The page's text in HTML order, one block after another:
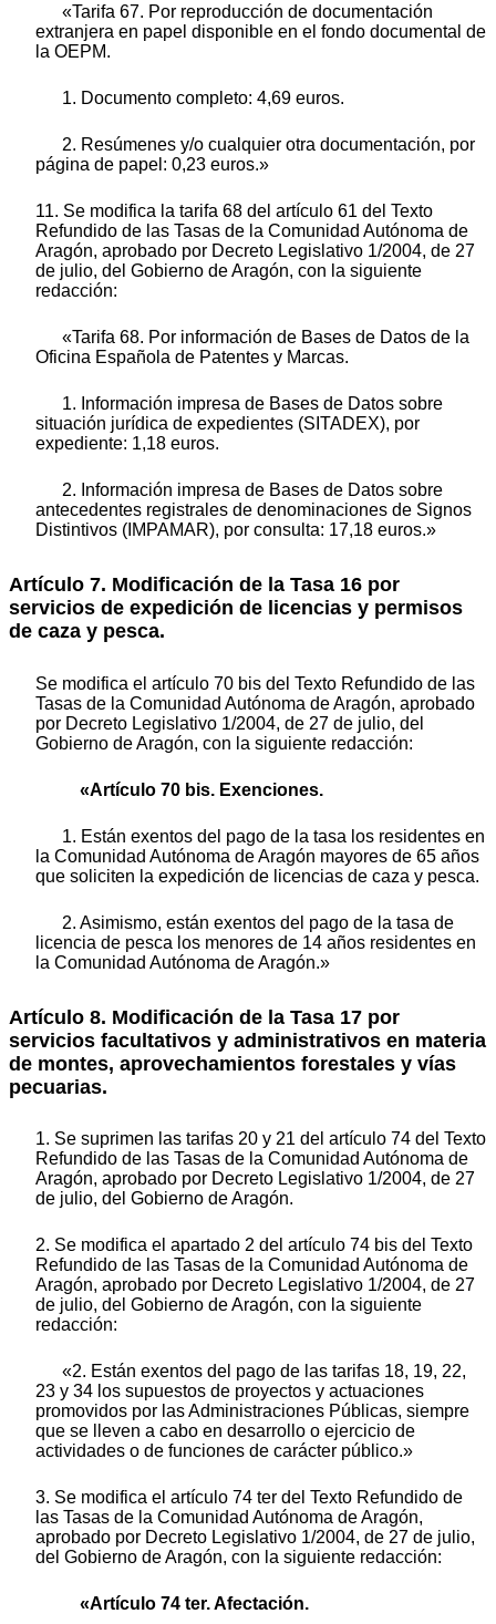
«Tarifa 67. Por reproducción de documentación
extranjera en papel disponible en el fondo documental de
la OEPM.
1. Documento completo: 4,69 euros.
2. Resúmenes y/o cualquier otra documentación, por
página de papel: 0,23 euros.»
11. Se modifica la tarifa 68 del artículo 61 del Texto
Refundido de las Tasas de la Comunidad Autónoma de
Aragón, aprobado por Decreto Legislativo 1/2004, de 27
de julio, del Gobierno de Aragón, con la siguiente
redacción:
«Tarifa 68. Por información de Bases de Datos de la
Oficina Española de Patentes y Marcas.
1. Información impresa de Bases de Datos sobre
situación jurídica de expedientes (SITADEX), por
expediente: 1,18 euros.
2. Información impresa de Bases de Datos sobre
antecedentes registrales de denominaciones de Signos
Distintivos (IMPAMAR), por consulta: 17,18 euros.»
Artículo 7. Modificación de la Tasa 16 por
servicios de expedición de licencias y permisos
de caza y pesca.
Se modifica el artículo 70 bis del Texto Refundido de las
Tasas de la Comunidad Autónoma de Aragón, aprobado
por Decreto Legislativo 1/2004, de 27 de julio, del
Gobierno de Aragón, con la siguiente redacción:
«Artículo 70 bis. Exenciones.
1. Están exentos del pago de la tasa los residentes en
la Comunidad Autónoma de Aragón mayores de 65 años
que soliciten la expedición de licencias de caza y pesca.
2. Asimismo, están exentos del pago de la tasa de
licencia de pesca los menores de 14 años residentes en
la Comunidad Autónoma de Aragón.»
Artículo 8. Modificación de la Tasa 17 por
servicios facultativos y administrativos en materia
de montes, aprovechamientos forestales y vías
pecuarias.
1. Se suprimen las tarifas 20 y 21 del artículo 74 del Texto
Refundido de las Tasas de la Comunidad Autónoma de
Aragón, aprobado por Decreto Legislativo 1/2004, de 27
de julio, del Gobierno de Aragón.
2. Se modifica el apartado 2 del artículo 74 bis del Texto
Refundido de las Tasas de la Comunidad Autónoma de
Aragón, aprobado por Decreto Legislativo 1/2004, de 27
de julio, del Gobierno de Aragón, con la siguiente
redacción:
«2. Están exentos del pago de las tarifas 18, 19, 22,
23 y 34 los supuestos de proyectos y actuaciones
promovidos por las Administraciones Públicas, siempre
que se lleven a cabo en desarrollo o ejercicio de
actividades o de funciones de carácter público.»
3. Se modifica el artículo 74 ter del Texto Refundido de
las Tasas de la Comunidad Autónoma de Aragón,
aprobado por Decreto Legislativo 1/2004, de 27 de julio,
del Gobierno de Aragón, con la siguiente redacción:
«Artículo 74 ter. Afectación.